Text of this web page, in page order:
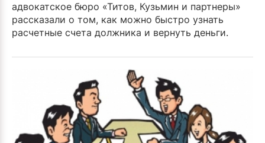
адвокатское бюро «Титов, Кузьмин и партнеры»
рассказали о том, как можно быстро узнать
расчетные счета должника и вернуть деньги.